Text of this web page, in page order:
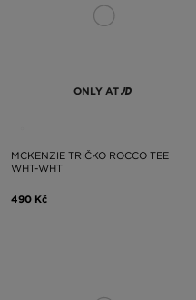
ONLY AT
MCKENZIE TRIČKO ROCCO TEE
WHT-WHT
490 Kč